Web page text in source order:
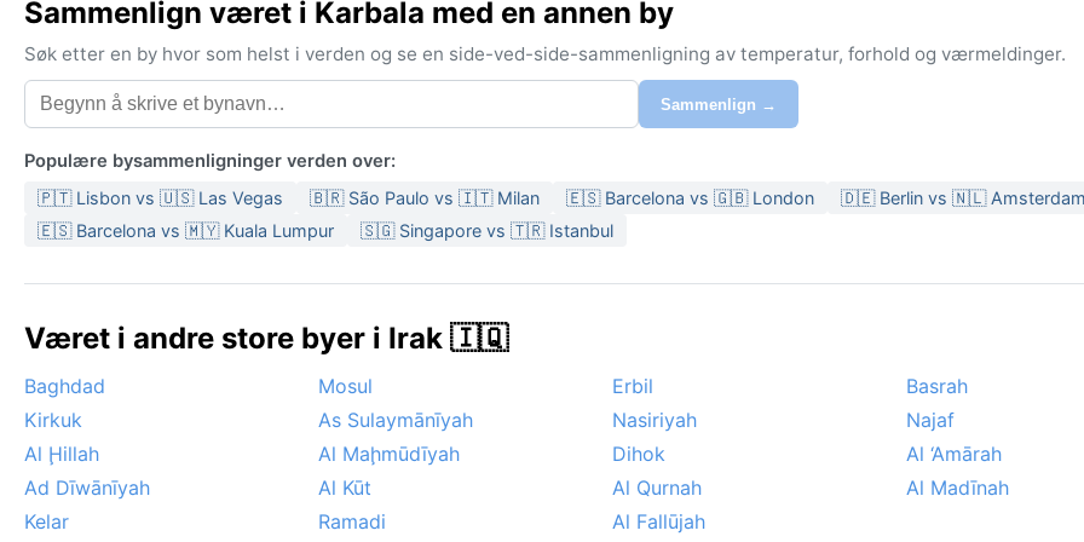
Sammenlign været i Karbala med en annen by
Søk etter en by hvor som helst i verden og se en side-ved-side-sammenligning av temperatur, forhold og værmeldinger.
Sammenlign →
Populære bysammenligninger verden over:
🇵🇹 Lisbon vs 🇺🇸 Las Vegas 🇧🇷 São Paulo vs 🇮🇹 Milan 🇪🇸 Barcelona vs 🇬🇧 London
🇩🇪 Berlin vs 🇳🇱
🇪🇸 Barcelona vs 🇲🇾 Kuala Lumpur
🇸🇬 Singapore vs 🇹🇷 Istanbul
Været i andre store byer i Irak 🇮🇶
Baghdad Mosul Erbil
Basrah
Kirkuk
As Sulaymānīyah Nasiriyah
Najaf
Al Ḩillah
Al Maḩmūdīyah Dihok
Al ‘Amārah
Ad Dīwānīyah
Al Kūt Al Qurnah
Al Madīnah
Kelar
Ramadi Al Fallūjah